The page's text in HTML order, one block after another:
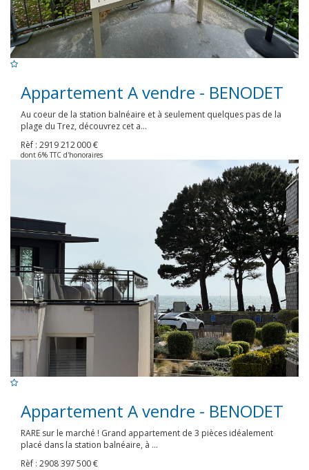
Appartement A vendre - BENODET
Au coeur de la station balnéaire et à seulement quelques pas de la
plage du Trez, découvrez cet a...
Rèf : 2919212 000 €
dont 6% TTC d'honoraires
Appartement A vendre - BENODET
RARE sur le marché ! Grand appartement de 3 pièces idéalement
placé dans la station balnéaire, à ...
Rèf : 2908397 500 €